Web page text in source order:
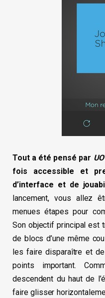
Tout a été pensé par
fois accessible et
d’interface et de
lancement, vous allez
menues étapes pour
Son objectif principal est
de blocs d’une même
les faire disparaître et
points important.
descendent du haut de
faire glisser